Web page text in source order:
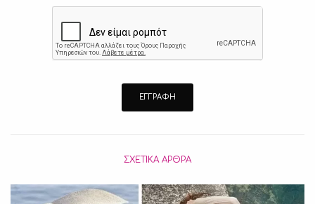
ΣΧΕΤΙΚΆ ΆΡΘΡΑ